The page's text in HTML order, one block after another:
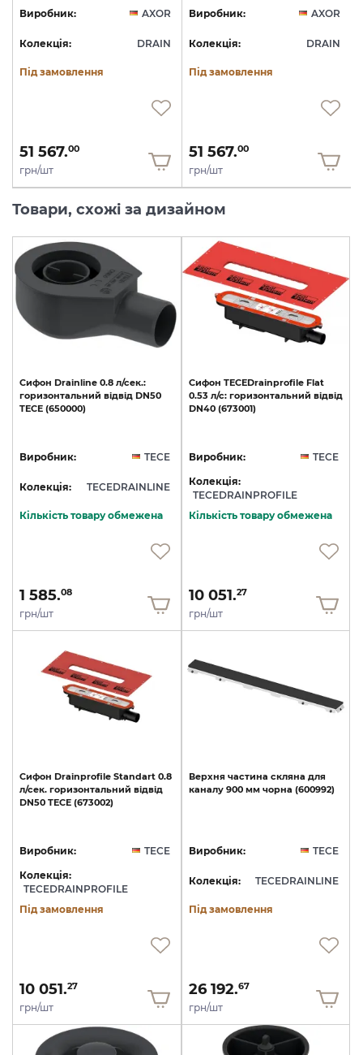
Виробник: AXOR
Колекція: DRAIN
Під замовлення
51 567.00
грн/шт
Виробник: AXOR
Колекція: DRAIN
Під замовлення
51 567.00
грн/шт
Товари, схожі за дизайном
Cифон Drainline 0.8 л/сек.:
горизонтальний відвід DN50
TECE (650000)
Виробник: TECE
Колекція: TECEDRAINLINE
Кількість товару обмежена
1 585.08
грн/шт
Cифон TECEDrainprofile Flat
0.53 л/с: горизонтальний відвід
DN40 (673001)
Виробник:
TECE
Колекція:
TECEDRAINPROFILE
Кількість товару обмежена
10 051.27
грн/шт
Cифон Drainprofile Standart 0.8
л/сек. горизонтальний відвід
DN50 TECE (673002)
Виробник:
TECE
Колекція:
TECEDRAINPROFILE
Під замовлення
10 051.27
грн/шт
Верхня частина скляна для
каналу 900 мм чорна (600992)
Виробник: TECE
Колекція: TECEDRAINLINE
Під замовлення
26 192.67
грн/шт